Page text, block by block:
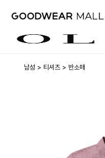
남성 티셔츠 반소매